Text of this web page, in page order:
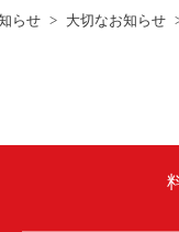
らせ 大切なお知らせ